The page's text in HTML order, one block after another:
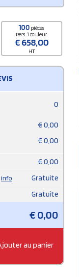
100 pièces
Pers. 1 couleur
€658,00
HT
0
€ 0,00
€ 0,00
€ 0,00
info
Gratuite
Gratuite
€0,00
au panier